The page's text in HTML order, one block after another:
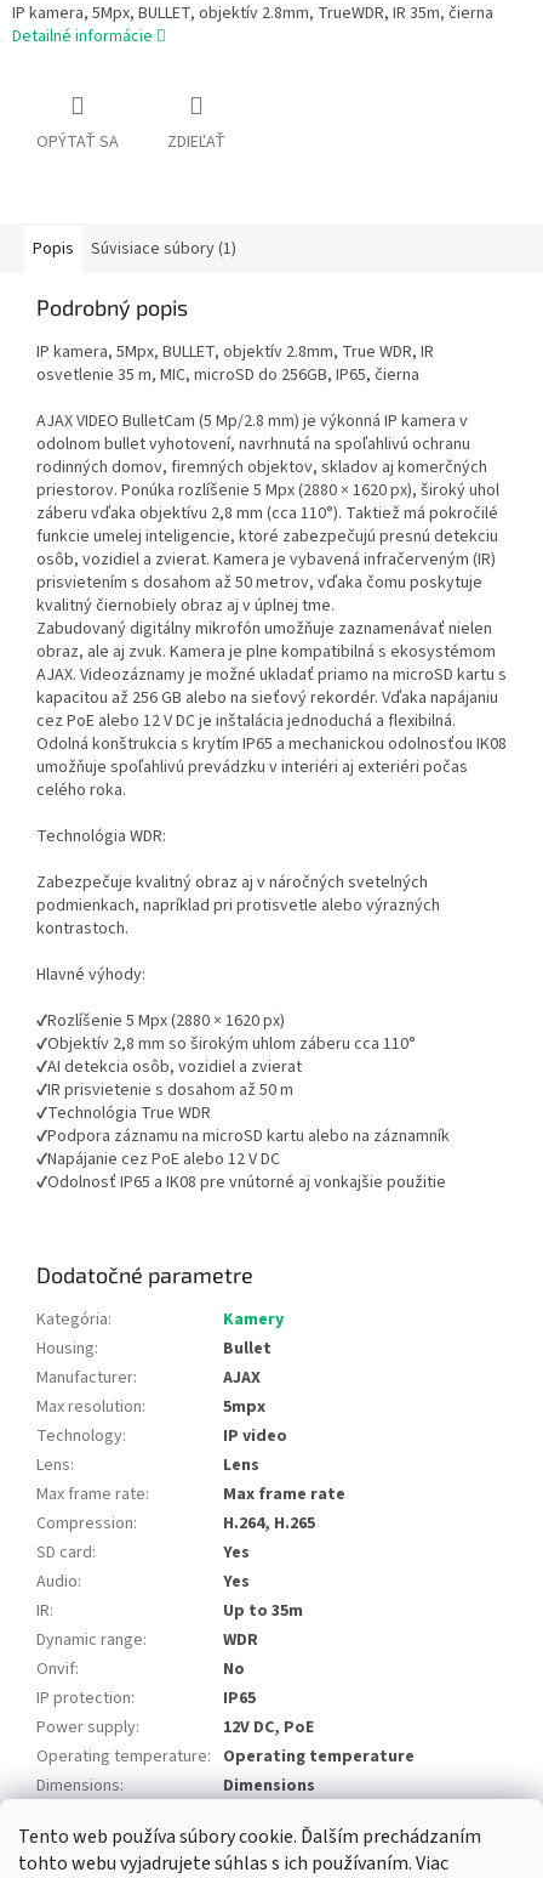
Tento web používa súbory cookie. Ďalším prechádzaním
tohto webu vyjadrujete súhlas s ich používaním. Viac
IP kamera, 5Mpx, BULLET, objektív 2.8mm, TrueWDR, IR 35m, čierna
Detailné informácie
OPÝTAŤ SA ZDIEĽAŤ
Popis Súvisiace súbory (1)
Podrobný popis
IP kamera, 5Mpx, BULLET, objektív 2.8mm, True WDR, IR
osvetlenie 35 m, MIC, microSD do 256GB, IP65, čierna
AJAX VIDEO BulletCam (5 Mp/2.8 mm) je výkonná IP kamera v
odolnom bullet vyhotovení, navrhnutá na spoľahlivú ochranu
rodinných domov, firemných objektov, skladov aj komerčných
priestorov. Ponúka rozlíšenie 5 Mpx (2880 × 1620 px), široký uhol
záberu vďaka objektívu 2,8 mm (cca 110°). Taktiež má pokročilé
funkcie umelej inteligencie, ktoré zabezpečujú presnú detekciu
osôb, vozidiel a zvierat. Kamera je vybavená infračerveným (IR)
prisvietením s dosahom až 50 metrov, vďaka čomu poskytuje
kvalitný čiernobiely obraz aj v úplnej tme.
Zabudovaný digitálny mikrofón umožňuje zaznamenávať nielen
obraz, ale aj zvuk. Kamera je plne kompatibilná s ekosystémom
AJAX. Videozáznamy je možné ukladať priamo na microSD kartu s
kapacitou až 256 GB alebo na sieťový rekordér. Vďaka napájaniu
cez PoE alebo 12 V DC je inštalácia jednoduchá a flexibilná.
Odolná konštrukcia s krytím IP65 a mechanickou odolnosťou IK08
umožňuje spoľahlivú prevádzku v interiéri aj exteriéri počas
celého roka.
Technológia WDR:
Zabezpečuje kvalitný obraz aj v náročných svetelných
podmienkach, napríklad pri protisvetle alebo výrazných
kontrastoch.
Hlavné výhody:
✔Rozlíšenie 5 Mpx (2880 × 1620 px)
✔Objektív 2,8 mm so širokým uhlom záberu cca 110°
✔AI detekcia osôb, vozidiel a zvierat
✔IR prisvietenie s dosahom až 50 m
✔Technológia True WDR
✔Podpora záznamu na microSD kartu alebo na záznamník
✔Napájanie cez PoE alebo 12 V DC
✔Odolnosť IP65 a IK08 pre vnútorné aj vonkajšie použitie
Dodatočné parametre
Kategória:
Kamery
Housing:
Bullet
Manufacturer:
AJAX
Max resolution:
5mpx
Technology:
IP video
Lens:
Lens
Max frame rate:
Max frame rate
Compression:
H.264, H.265
SD card:
Yes
Audio:
Yes
IR:
Up to 35m
Dynamic range:
WDR
Onvif:
No
IP protection:
IP65
Power supply:
12V DC, PoE
Operating temperature: Operating temperature
Dimensions: Dimensions